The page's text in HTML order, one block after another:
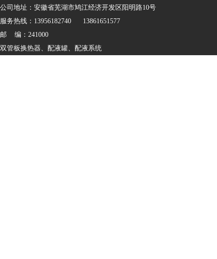
公司地址：安徽省芜湖市鸠江经济开发区阳明路10号
服务热线：13956182740 13861651577
邮 编：241000
双管板换热器、 配液罐、 配液系统